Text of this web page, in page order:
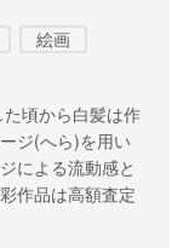
絵画
頃から白髪は作
ジ(へら)を用い
による流動感と
作品は高額査定